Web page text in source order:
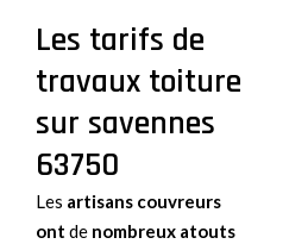
Les tarifs de
travaux toiture
sur savennes
63750
Les artisans couvreurs
ont de nombreux atouts